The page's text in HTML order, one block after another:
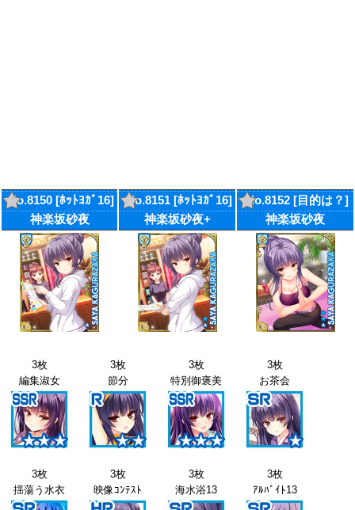
No.8150 [ﾎｯﾄﾖｶﾞ16]
神楽坂砂夜
No.8151 [ﾎｯﾄﾖｶﾞ16]
神楽坂砂夜+
No.8152 [目的は？]
神楽坂砂夜
3枚
編集淑女
3枚
節分
3枚
特別御褒美
3枚
お茶会
3枚
揺蕩う水衣
3枚
映像ｺﾝﾃｽﾄ
3枚
海水浴13
3枚
ｱﾙﾊﾞｲﾄ13